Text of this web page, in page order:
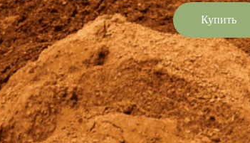
Купить